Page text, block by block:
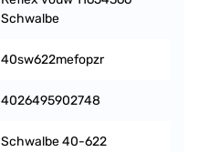
Schwalbe
40sw622mefopzr
4026495902748
Schwalbe 40-622